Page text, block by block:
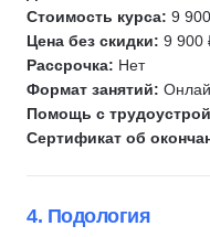
Стоимость курса: 9
Цена без скидки: 9 900
Рассрочка: Нет
Формат занятий:
Помощь с
Сертификат об
4. Подология